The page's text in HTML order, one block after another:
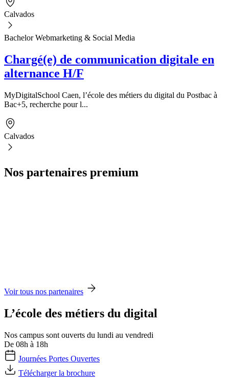
Calvados
Bachelor Webmarketing & Social Media
Chargé(e) de communication digitale en
alternance H/F
MyDigitalSchool Caen, l’école des métiers du digital du Postbac à
Bac+5, recherche pour l...
Calvados
Nos partenaires premium
Voir tous nos partenaires
L’école des métiers du digital
Nos campus sont ouverts du lundi au vendredi
De 08h à 18h
Journées Portes Ouvertes
Télécharger la brochure